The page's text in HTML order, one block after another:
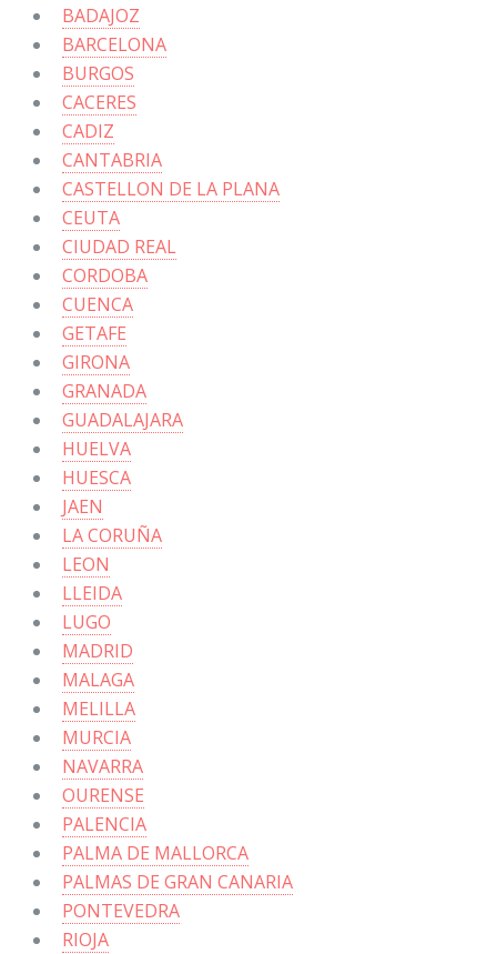
BADAJOZ
BARCELONA
BURGOS
CACERES
CADIZ
CANTABRIA
CASTELLON DE LA PLANA
CEUTA
CIUDAD REAL
CORDOBA
CUENCA
GETAFE
GIRONA
GRANADA
GUADALAJARA
HUELVA
HUESCA
JAEN
LA CORUÑA
LEON
LLEIDA
LUGO
MADRID
MALAGA
MELILLA
MURCIA
NAVARRA
OURENSE
PALENCIA
PALMA DE MALLORCA
PALMAS DE GRAN CANARIA
PONTEVEDRA
RIOJA